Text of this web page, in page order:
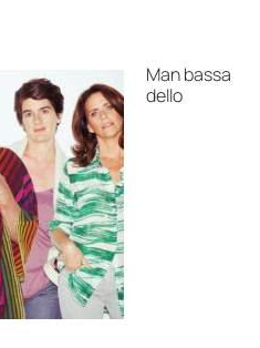
Man bassa
dello